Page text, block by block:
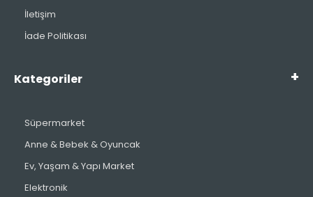
İletişim
İade Politikası
Kategoriler
Süpermarket
Anne & Bebek & Oyuncak
Ev, Yaşam & Yapı Market
Elektronik